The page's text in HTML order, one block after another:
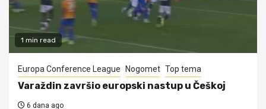
1 min read
Europa Conference League Nogomet Top tema
Varaždin završio europski nastup u Češkoj
6 dana ago